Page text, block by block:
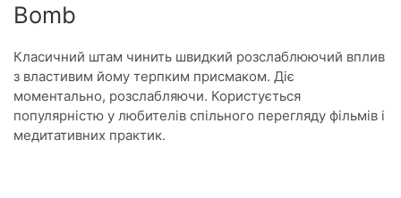
Bomb
Класичний штам чинить швидкий розслаблюючий вплив
з властивим йому терпким присмаком. Діє
моментально, розслабляючи. Користується
популярністю у любителів спільного перегляду фільмів і
медитативних практик.